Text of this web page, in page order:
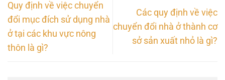
Quy định về việc chuyển
đổi mục đích sử dụng nhà
ở tại các khu vực nông
thôn là gì?
Các quy định về việc
chuyển đổi nhà ở thành cơ
sở sản xuất nhỏ là gì?